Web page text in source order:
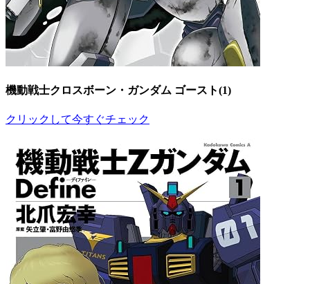
機動戦士クロスボーン・ガンダム ゴースト(1)
クリックして今すぐチェック